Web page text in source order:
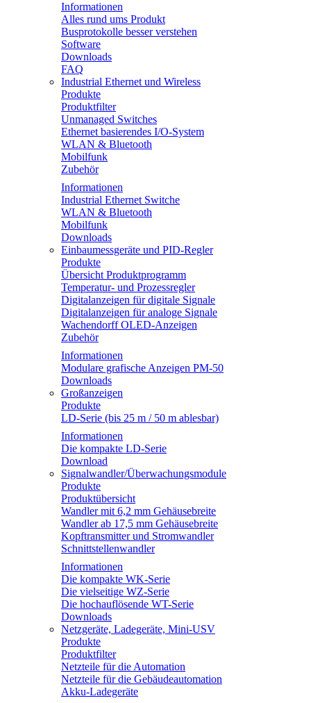
Informationen
Alles rund ums Produkt
Busprotokolle besser verstehen
Software
Downloads
FAQ
Industrial Ethernet und Wireless
Produkte
Produktfilter
Unmanaged Switches
Ethernet basierendes I/O-System
WLAN & Bluetooth
Mobilfunk
Zubehör
Informationen
Industrial Ethernet Switche
WLAN & Bluetooth
Mobilfunk
Downloads
Einbaumessgeräte und PID-Regler
Produkte
Übersicht Produktprogramm
Temperatur- und Prozessregler
Digitalanzeigen für digitale Signale
Digitalanzeigen für analoge Signale
Wachendorff OLED-Anzeigen
Zubehör
Informationen
Modulare grafische Anzeigen PM-50
Downloads
Großanzeigen
Produkte
LD-Serie (bis 25 m / 50 m ablesbar)
Informationen
Die kompakte LD-Serie
Download
Signalwandler/Überwachungsmodule
Produkte
Produktübersicht
Wandler mit 6,2 mm Gehäusebreite
Wandler ab 17,5 mm Gehäusebreite
Kopftransmitter und Stromwandler
Schnittstellenwandler
Informationen
Die kompakte WK-Serie
Die vielseitige WZ-Serie
Die hochauflösende WT-Serie
Downloads
Netzgeräte, Ladegeräte, Mini-USV
Produkte
Produktfilter
Netzteile für die Automation
Netzteile für die Gebäudeautomation
Akku-Ladegeräte